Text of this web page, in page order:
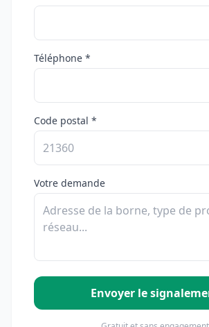
Téléphone *
Code postal *
Votre demande
Envoyer le